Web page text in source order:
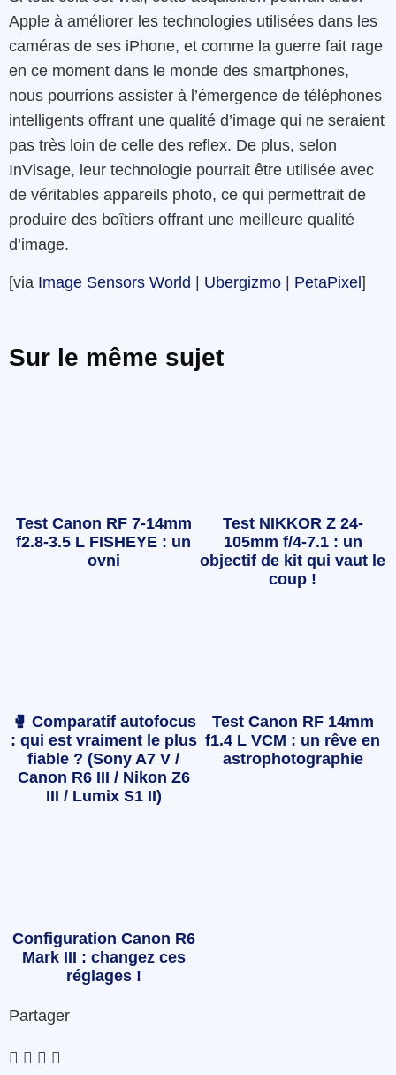
Apple à améliorer les technologies utilisées dans les
caméras de ses iPhone, et comme la guerre fait rage
en ce moment dans le monde des smartphones,
nous pourrions assister à l’émergence de téléphones
intelligents offrant une qualité d’image qui ne seraient
pas très loin de celle des reflex. De plus, selon
InVisage, leur technologie pourrait être utilisée avec
de véritables appareils photo, ce qui permettrait de
produire des boîtiers offrant une meilleure qualité
d’image.
[via Image Sensors World | Ubergizmo | PetaPixel]
Sur le même sujet
Test Canon RF 7-14mm
f2.8-3.5 L FISHEYE : un
ovni
Test NIKKOR Z 24-
105mm f/4-7.1 : un
objectif de kit qui vaut le
coup !
🥊 Comparatif autofocus
: qui est vraiment le plus
fiable ? (Sony A7 V /
Canon R6 III / Nikon Z6
III / Lumix S1 II)
Test Canon RF 14mm
f1.4 L VCM : un rêve en
astrophotographie
Configuration Canon R6
Mark III : changez ces
réglages !
Partager